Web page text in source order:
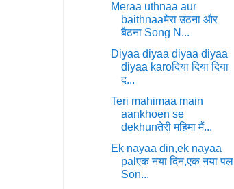
Meraa uthnaa aur
baithnaaमेरा उठना और
बैठना Song N...
Diyaa diyaa diyaa diyaa
diyaa karoदिया दिया दिया
द...
Teri mahimaa main
aankhoen se
dekhunतेरी महिमा मैं...
Ek nayaa din,ek nayaa
palएक नया दिन,एक नया पल
Son...